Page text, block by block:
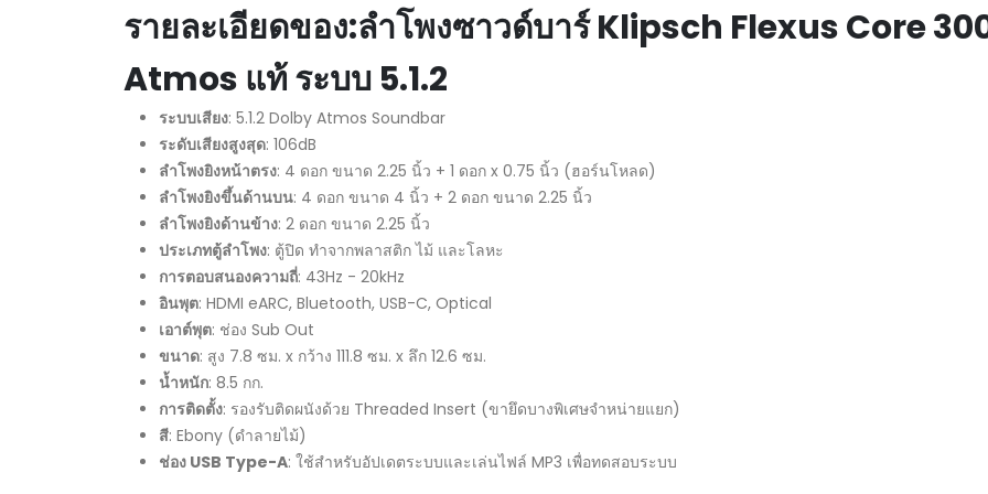
รายละเอียดของ:ลำโพงซาวด์บาร์Klipsch Flexus Core
Atmos แท้ ระบบ 5.1.2
ระบบเสียง: 5.1.2 Dolby Atmos Soundbar
ระดับเสียงสูงสุด: 106dB
ลำโพงยิงหน้าตรง: 4 ดอก ขนาด 2.25 นิ้ว + 1 ดอก x 0.75 นิ้ว (ฮอร์นโหลด)
ลำโพงยิงขึ้นด้านบน: 4 ดอก ขนาด 4 นิ้ว + 2 ดอก ขนาด 2.25 นิ้ว
ลำโพงยิงด้านข้าง: 2 ดอก ขนาด 2.25 นิ้ว
ประเภทตู้ลำโพง: ตู้ปิด ทำจากพลาสติก ไม้ และโลหะ
การตอบสนองความถี่: 43Hz - 20kHz
อินพุต: HDMI eARC, Bluetooth, USB-C, Optical
เอาต์พุต: ช่อง Sub Out
ขนาด: สูง 7.8 ซม. x กว้าง 111.8 ซม. x ลึก 12.6 ซม.
น้ำหนัก: 8.5 กก.
การติดตั้ง: รองรับติดผนังด้วย Threaded Insert (ขายึดบางพิเศษจำหน่ายแยก)
สี: Ebony (ดำลายไม้)
ช่อง USB Type-A: ใช้สำหรับอัปเดตระบบและเล่นไฟล์ MP3 เพื่อทดสอบระบบ